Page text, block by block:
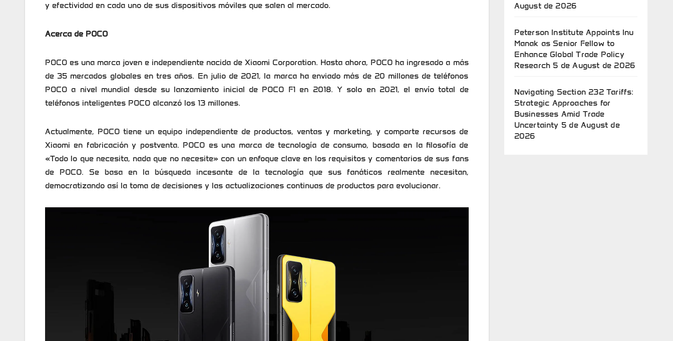
y efectividad en cada uno de sus dispositivos móviles que salen al mercado.
Acerca de POCO
POCO es una marca joven e independiente nacida de Xiaomi Corporation. Hasta ahora, POCO ha ingresado a más
de 35 mercados globales en tres años. En julio de 2021, la marca ha enviado más de 20 millones de teléfonos
POCO a nivel mundial desde su lanzamiento inicial de POCO F1 en 2018. Y solo en 2021, el envío total de
teléfonos inteligentes POCO alcanzó los 13 millones.
Actualmente, POCO tiene un equipo independiente de productos, ventas y marketing, y comparte recursos de
Xiaomi en fabricación y postventa. POCO es una marca de tecnología de consumo, basada en la filosofía de
«Todo lo que necesita, nada que no necesite» con un enfoque clave en los requisitos y comentarios de sus fans
de POCO. Se basa en la búsqueda incesante de la tecnología que sus fanáticos realmente necesitan,
democratizando así la toma de decisiones y las actualizaciones continuas de productos para evolucionar.
August de 2026
Peterson Institute Appoints Inu
Manak as Senior Fellow to
Enhance Global Trade Policy
Research 5 de August de 2026
Navigating Section 232 Tariffs:
Strategic Approaches for
Businesses Amid Trade
Uncertainty 5 de August de
2026